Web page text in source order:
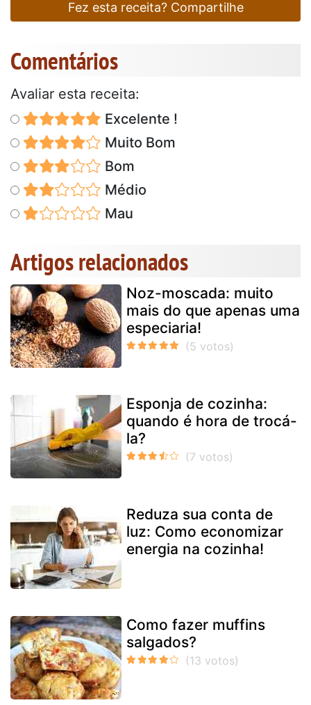
Fez esta receita? Compartilhe
Comentários
Avaliar esta receita:
Excelente !
Muito Bom
Bom
Médio
Mau
Artigos relacionados
Noz-moscada: muito
mais do que apenas uma
especiaria!
Esponja de cozinha:
quando é hora de trocá-
la?
Reduza sua conta de
luz: Como economizar
energia na cozinha!
Como fazer muffins
salgados?